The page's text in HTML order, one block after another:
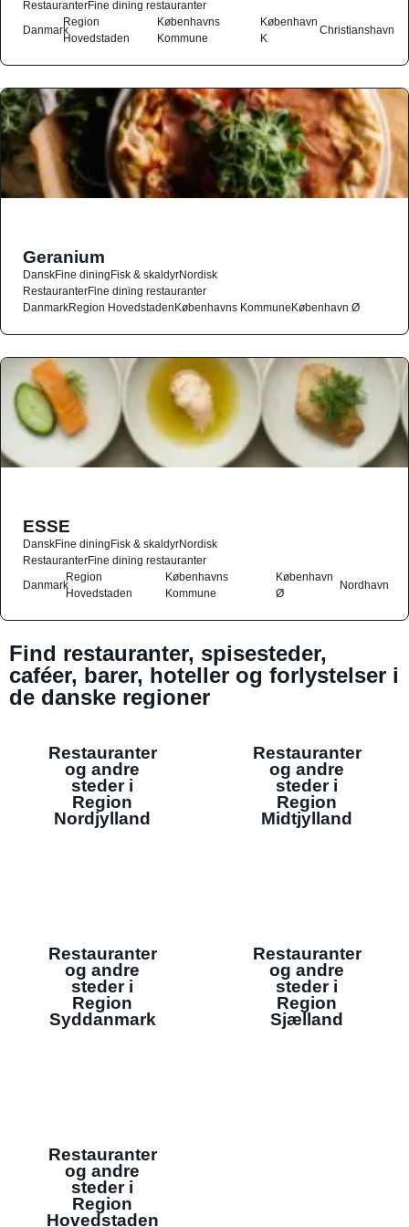
RestauranterFine dining restauranter
Danmark
Region
Hovedstaden
Københavns
Kommune
København
K
Christianshavn
Geranium
DanskFine diningFisk & skaldyrNordisk
RestauranterFine dining restauranter
DanmarkRegion HovedstadenKøbenhavns KommuneKøbenhavn Ø
ESSE
DanskFine diningFisk & skaldyrNordisk
RestauranterFine dining restauranter
Danmark
Region
Hovedstaden
Københavns
Kommune
København
Ø
Nordhavn
Find restauranter, spisesteder,
caféer, barer, hoteller og forlystelser i
de danske regioner
Restauranter
og andre
steder i
Region
Nordjylland
Restauranter
og andre
steder i
Region
Midtjylland
Restauranter
og andre
steder i
Region
Syddanmark
Restauranter
og andre
steder i
Region
Sjælland
Restauranter
og andre
steder i
Region
Hovedstaden